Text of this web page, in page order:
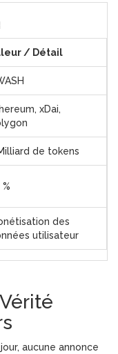
/ Détail
xDai,
de tokens
des
utilisateur
aucune annonce